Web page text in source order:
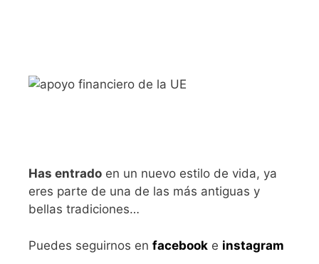
Has entrado en un nuevo estilo de vida, ya
eres parte de una de las más antiguas y
bellas tradiciones…
Puedes seguirnos en facebook e instagram